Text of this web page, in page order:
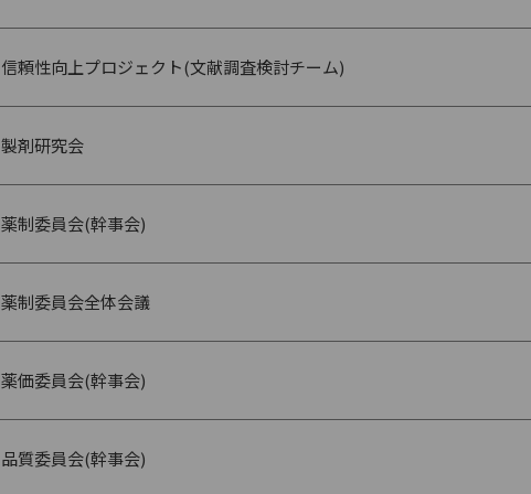
信頼性向上プロジェクト(文献調査検討チーム)
製剤研究会
薬制委員会(幹事会)
薬制委員会全体会議
薬価委員会(幹事会)
品質委員会(幹事会)